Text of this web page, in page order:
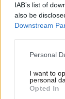
IAB’s list of
also be
Downstream
Please note
not limited to
grant or deny
use your data
Personal
I want to
personal
Opted In